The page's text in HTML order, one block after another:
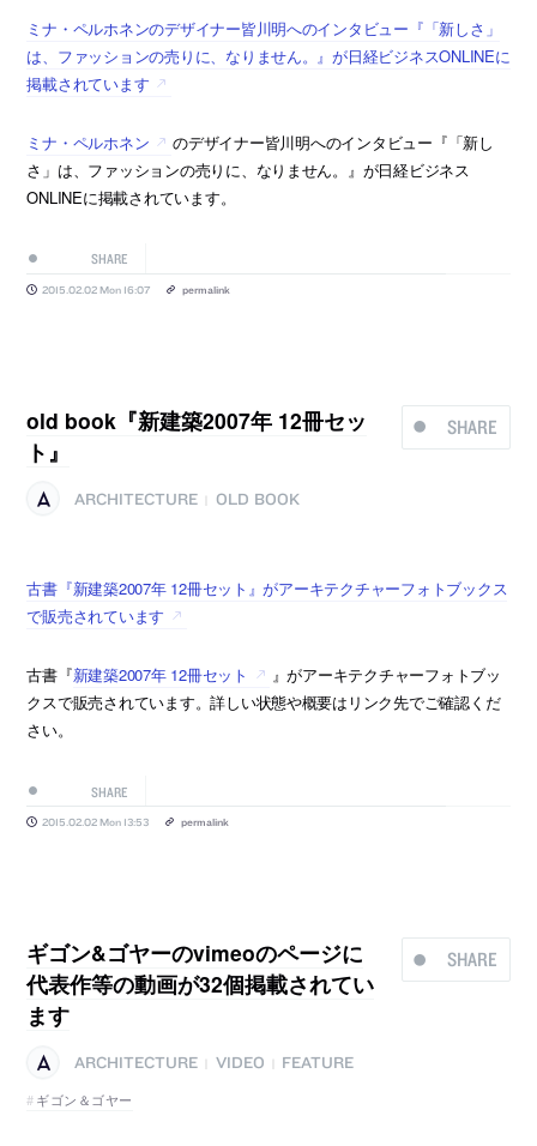
ミナ・ペルホネンのデザイナー皆川明へのインタビュー『「新しさ」
は、ファッションの売りに、なりません。』が日経ビジネスONLINEに
掲載されています
ミナ・ペルホネン
のデザイナー皆川明へのインタビュー『「新し
さ」は、ファッションの売りに、なりません。』が日経ビジネス
ONLINEに掲載されています。
SHARE
2015.02.02 Mon 16:07 permalink
SHARE
old book『新建築2007年 12冊セッ
ト』
ARCHITECTURE OLD BOOK
古書『新建築2007年 12冊セット』がアーキテクチャーフォトブックス
で販売されています
古書『新建築2007年 12冊セット
』がアーキテクチャーフォトブッ
クスで販売されています。詳しい状態や概要はリンク先でご確認くだ
さい。
SHARE
2015.02.02 Mon 13:53 permalink
SHARE
ギゴン&ゴヤーのvimeoのページに
代表作等の動画が32個掲載されてい
ます
ARCHITECTURE VIDEO
FEATURE
ギゴン＆ゴヤー